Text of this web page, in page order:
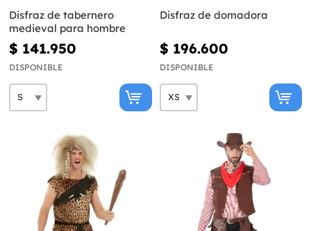
Disfraz de tabernero
medieval para hombre
$ 141.950
DISPONIBLE
Disfraz de domadora
$ 196.600
DISPONIBLE